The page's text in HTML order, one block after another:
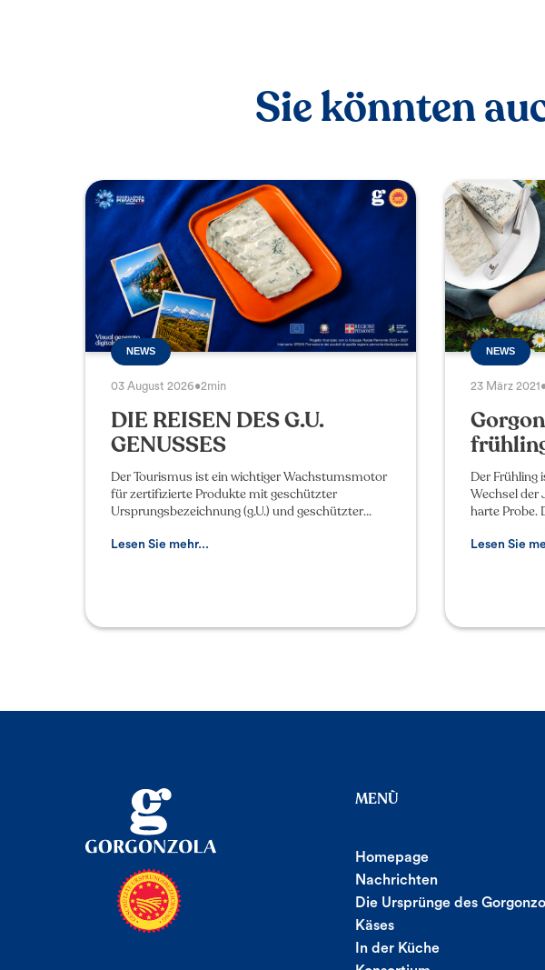
Sie könnten
NEWS
03 August 2026•2min
DIE REISEN DES G.U.
GENUSSES
Der Tourismus ist ein wichtiger Wachstumsmotor
für zertifizierte Produkte mit geschützter
Ursprungsbezeichnung (g.U.) und geschützter
die Reform der eur
Lesen Sie mehr...
NEWS
23 März 2021 •
Der Frühling
Wechsel der
harte Probe.
leisten,
Lesen Sie
MENÙ
Homepage
Nachrichten
Die Ursprünge des
Käses
In der Küche